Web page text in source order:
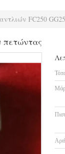
FC250
πετώντας